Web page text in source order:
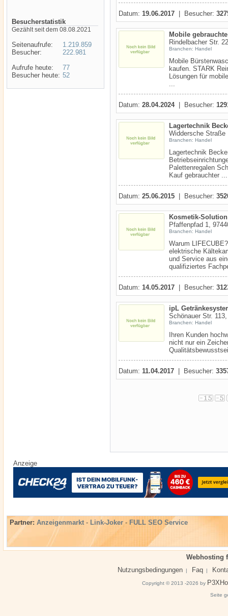
Besucherstatistik
Gezählt seit dem 08.08.2021
Seitenaufrufe:
Besucher:
Aufrufe heute:
Besucher heute:
1.219.859
222.981
77
52
Datum: 19.06.2017 | Besucher:
Mobile
Rindelbacher Str.
Branchen: Handel
Mobile
kaufen. STARK
Lösungen für
...
Datum: 28.04.2024| Besucher:
Lagertechnik
Widdersche Straße
Branchen: Handel
Lagertechnik
Palettenregalen
Kauf gebrauchter ...
Datum: 25.06.2015 | Besucher:
Kosmetik-
Pfaffenpfad 1,
Branchen: Handel
Warum
elektrische
und Service aus
qualifiziertes
Datum: 14.05.2017 | Besucher:
ipL
Schönauer Str.
Branchen: Handel
Ihren Kunden
nicht nur ein
Datum: 11.04.2017 | Besucher:
Anzeige
Partner: Anzeigenmarkt - Link-Joker - FULL SEO Service
Webhosting
Nutzungsbedingungen | Faq |
Copyright © 2013 -2026 by
Seite